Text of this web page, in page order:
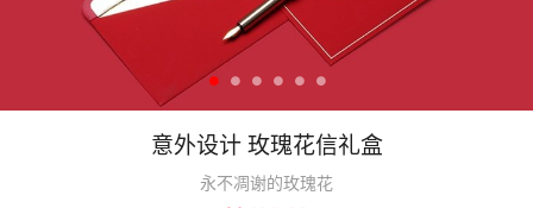
意外设计 玫瑰花信礼盒
永不凋谢的玫瑰花